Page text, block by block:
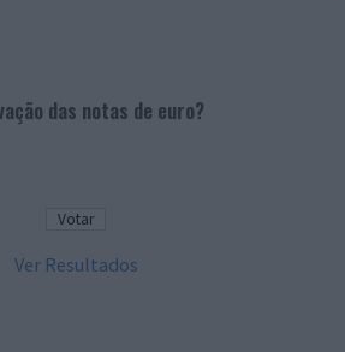
das notas de euro?
Ver Resultados